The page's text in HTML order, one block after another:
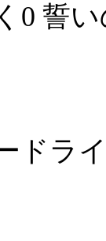
0 誓
ドラ